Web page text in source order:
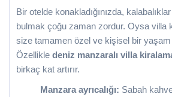
Bir otelde konakladığınızda,
bulmak çoğu zaman zordur. Oysa villa
size tamamen özel ve kişisel bir yaşam
Özellikle deniz manzaralı villa
birkaç kat artırır.
Manzara ayrıcalığı: Sabah